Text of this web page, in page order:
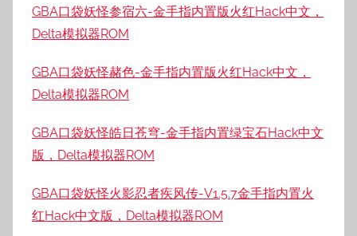
GBA口袋妖怪参宿六-金手指内置版火红Hack中文，
Delta模拟器ROM
GBA口袋妖怪赭色-金手指内置版火红Hack中文，
Delta模拟器ROM
GBA口袋妖怪皓日苍穹-金手指内置绿宝石Hack中文
版，Delta模拟器ROM
GBA口袋妖怪火影忍者疾风传-V1.5.7金手指内置火
红Hack中文版，Delta模拟器ROM